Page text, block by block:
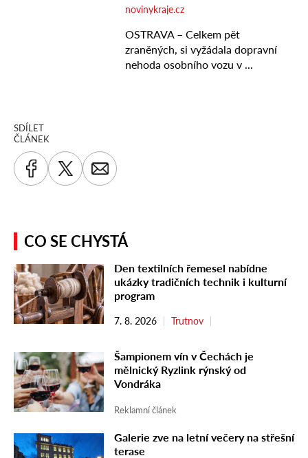
SDÍLET
ČLÁNEK
CO SE CHYSTÁ
Den textilních řemesel nabídne
ukázky tradičních technik i kulturní
program
7. 8. 2026 Trutnov
Šampionem vín v Čechách je
mělnický Ryzlink rýnský od
Vondráka
Reklamní článek
Galerie zve na letní večery na střešní
terase